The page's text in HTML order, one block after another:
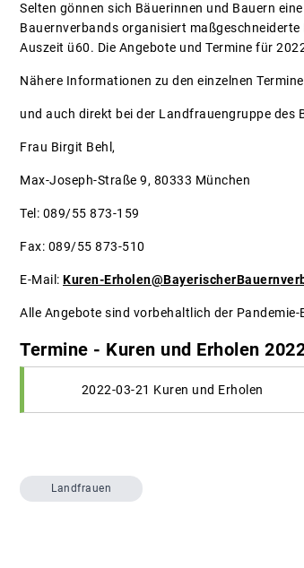
Selten gönnen sich Bäuerinnen und Bauern
Bauernverbands organisiert
Auszeit ü60. Die Angebote und Termine für
Nähere Informationen zu den einzelnen
und auch direkt bei der Landfrauengruppe des
Frau Birgit Behl,
Max-Joseph-Straße 9, 80333 München
Tel: 089/55 873-159
Fax: 089/55 873-510
E-Mail: Kuren-
Alle Angebote sind vorbehaltlich der
Termine - Kuren und Erholen
2022-03-21 Kuren und Erholen
Landfrauen